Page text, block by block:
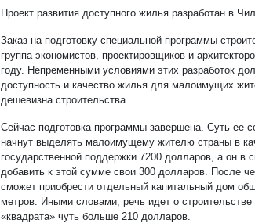
Проект развития доступного жилья разработан в
Заказ на подготовку специальной программы
группа экономистов, проектировщиков и
году. Непременными условиями этих разработок
доступность и качество жилья для малоимущих
дешевизна строительства.
Сейчас подготовка программы завершена. Суть ее
начнут выделять малоимущему жителю страны в
государственной поддержки 7200 долларов, а он в
добавить к этой сумме свои 300 долларов. После
сможет приобрести отдельный капитальный дом
метров. Иными словами, речь идет о
«квадрата» чуть больше 210 долларов.